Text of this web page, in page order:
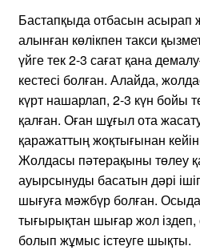
Бастапқыда отбасын асырап
алынған көлікпен такси
үйге тек 2-3 сағат қана
кестесі болған. Алайда,
күрт нашарлап, 2-3 күн бойы
қалған. Оған шұғыл ота
қаражаттың жоқтығынан
Жолдасы пәтерақыны төлеу
ауырсынуды басатын дәрі
шығуға мәжбүр болған.
тығырықтан шығар жол іздеп,
болып жұмыс істеуге шықты.